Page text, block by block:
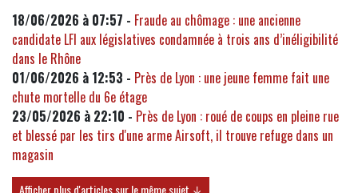
18/06/2026 à 07:57 - Fraude au chômage : une ancienne
candidate LFI aux législatives condamnée à trois ans d’inéligibilité
dans le Rhône
01/06/2026 à 12:53 - Près de Lyon : une jeune femme fait une
chute mortelle du 6e étage
23/05/2026 à 22:10 - Près de Lyon : roué de coups en pleine rue
et blessé par les tirs d'une arme Airsoft, il trouve refuge dans un
magasin
Afficher plus d'articles sur le même sujet ↓